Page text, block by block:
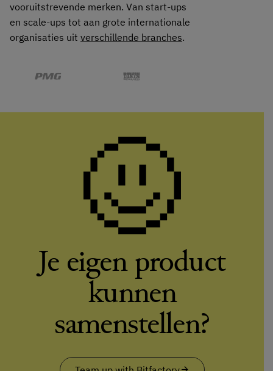
vooruitstrevende merken. Van start-ups
en scale-ups tot aan grote internationale
organisaties uit verschillende branches.
Je eigen product
kunnen
samenstellen?